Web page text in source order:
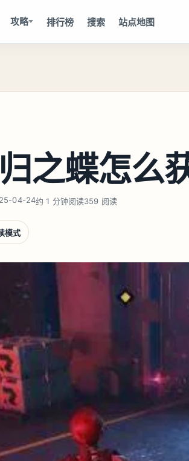
攻略 排行榜 搜索 站点地图
之蝶怎么
04-24约 1 分钟阅读359 阅读
模式